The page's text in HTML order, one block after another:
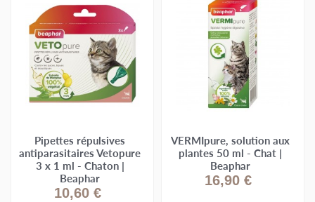
Pipettes répulsives
antiparasitaires Vetopure
3 x 1 ml - Chaton |
Beaphar
10,60 €
VERMIpure, solution aux
plantes 50 ml - Chat |
Beaphar
16,90 €